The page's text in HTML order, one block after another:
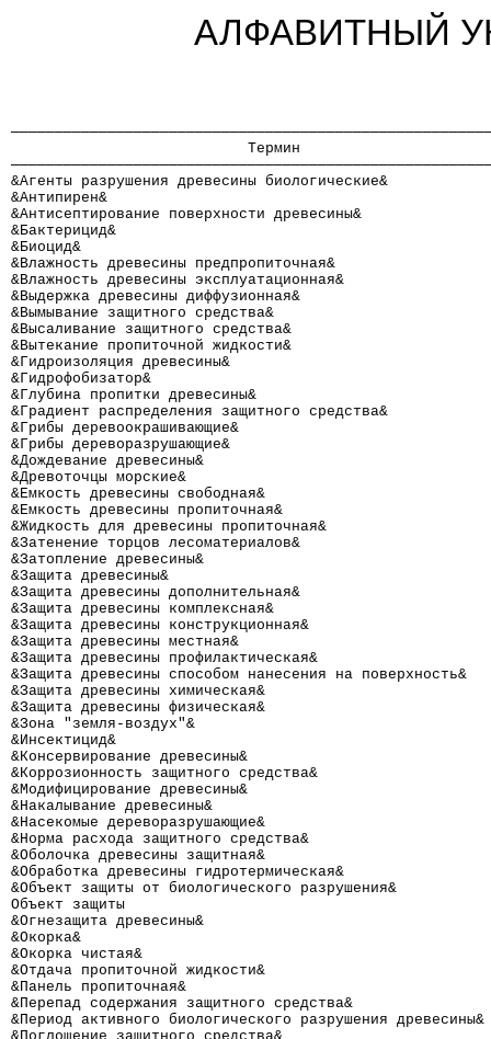
АЛФАВИТНЫЙ
Термин
&Агенты разрушения древесины
&Антипирен&
&Антисептирование поверхности древесины&
&Бактерицид&
&Биоцид&
&Влажность древесины предпропиточная&
&Влажность древесины эксплуатационная&
&Выдержка древесины диффузионная&
&Вымывание защитного средства&
&Высаливание защитного средства&
&Вытекание пропиточной жидкости&
&Гидроизоляция древесины&
&Гидрофобизатор&
&Глубина пропитки древесины&
&Градиент распределения защитного средства&
&Грибы деревоокрашивающие&
&Грибы дереворазрушающие&
&Дождевание древесины&
&Древоточцы морские&
&Емкость древесины свободная&
&Емкость древесины пропиточная&
&Жидкость для древесины пропиточная&
&Затенение торцов лесоматериалов&
&Затопление древесины&
&Защита древесины&
&Защита древесины дополнительная&
&Защита древесины комплексная&
&Защита древесины конструкционная&
&Защита древесины местная&
&Защита древесины профилактическая&
&Защита древесины способом нанесения на
&Защита древесины химическая&
&Защита древесины физическая&
&Зона "земля-воздух"&
&Инсектицид&
&Консервирование древесины&
&Коррозионность защитного средства&
&Модифицирование древесины&
&Накалывание древесины&
&Насекомые дереворазрушающие&
&Норма расхода защитного средства&
&Оболочка древесины защитная&
&Обработка древесины гидротермическая&
&Объект защиты от биологического
Объект защиты
&Огнезащита древесины&
&Окорка&
&Окорка чистая&
&Отдача пропиточной жидкости&
&Панель пропиточная&
&Перепад содержания защитного средства&
&Период активного биологического разрушения